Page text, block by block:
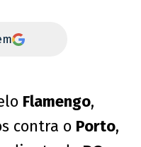
Flamengo,
contra o Porto,